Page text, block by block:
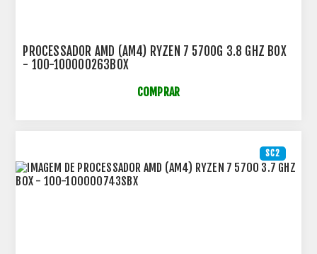
PROCESSADOR AMD (AM4) RYZEN 7 5700G 3.8 GHZ BOX
- 100-100000263BOX
COMPRAR
SC2